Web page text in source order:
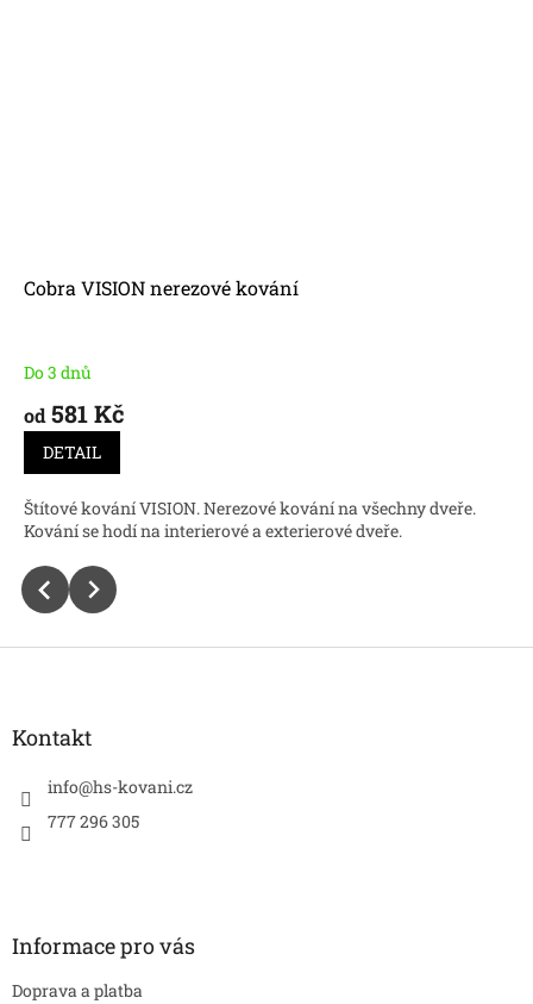
Cobra VISION nerezové kování
Do 3 dnů
od 581 Kč
DETAIL
Štítové kování VISION. Nerezové kování na všechny dveře.
Kování se hodí na interierové a exterierové dveře.
Z
Kontakt
info@hs-kovani.cz
777 296 305
Informace pro vás
Doprava a platba